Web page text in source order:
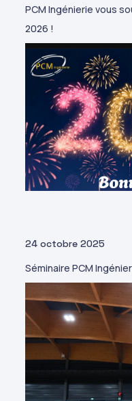
PCM Ingénierie vous
2026 !
24 octobre 2025
Séminaire PCM